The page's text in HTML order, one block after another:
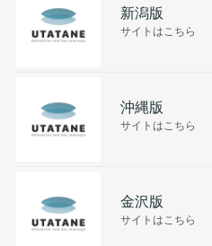
新潟版
サイトはこちら
沖縄版
サイトはこちら
金沢版
サイトはこちら